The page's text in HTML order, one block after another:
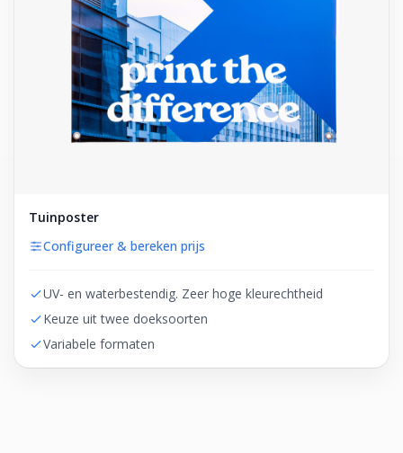
Tuinposter
Configureer & bereken prijs
UV- en waterbestendig. Zeer hoge kleurechtheid
Keuze uit twee doeksoorten
Variabele formaten